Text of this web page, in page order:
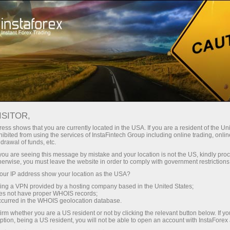
Трейдерам Форекс обзоры Обзоры
20.05.2026: Аналитические
обзоры Форекс: Евро теряет
позиции. Фунт держится из
последних сил. Видеопрогноз на 20
мая
очиш
shows that you are currently located in the USA. If you are a resident of the
from using the services of InstaFintech Group including online trading,
of funds, etc.
are seeing this message by mistake and your location is not the US, kindly
you must leave the website in order to comply with government
IP address show your location as the USA?
a VPN provided by a hosting company based in the United States;
not have proper WHOIS records;
in the WHOIS geolocation database.
whether you are a US resident or not by clicking the relevant button below. If
being a US resident, you will not be able to open an account with InstaForex